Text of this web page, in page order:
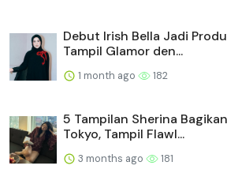
Debut Irish Bella Jadi
Tampil Glamor den...
1 month ago 182
5 Tampilan Sherina
Tokyo, Tampil Flawl...
3 months ago 181